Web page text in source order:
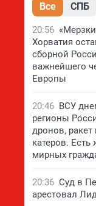
Все СПБ
20:56
Хорватия
сборной
важнейшего
Европы
20:46 ВСУ
регионы
дронов,
катеров.
мирных
20:36 Суд в
арестовал